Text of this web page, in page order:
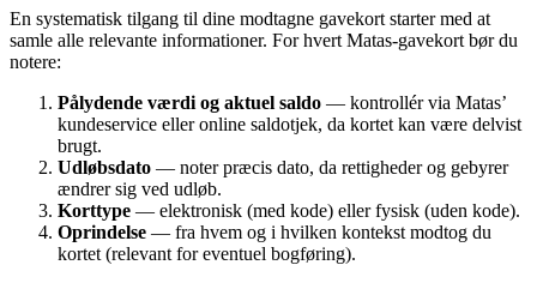
En systematisk tilgang til dine modtagne gavekort starter med at
samle alle relevante informationer. For hvert Matas-gavekort bør du
notere:
Pålydende værdi og aktuel saldo — kontrollér via Matas’
kundeservice eller online saldotjek, da kortet kan være delvist
brugt.
Udløbsdato — noter præcis dato, da rettigheder og gebyrer
ændrer sig ved udløb.
Korttype — elektronisk (med kode) eller fysisk (uden kode).
Oprindelse — fra hvem og i hvilken kontekst modtog du
kortet (relevant for eventuel bogføring).